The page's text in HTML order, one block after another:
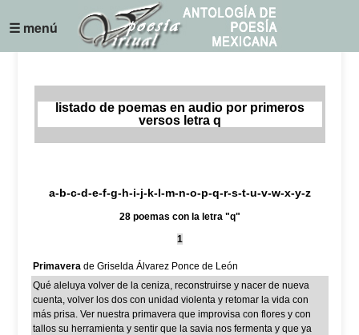
☰ menú
listado de poemas en audio por primeros
versos letra q
a-b-c-d-e-f-g-h-i-j-k-l-m-n-o-p-q-r-s-t-u-v-w-x-y-z
28 poemas con la letra "q"
1
Primavera de Griselda Álvarez Ponce de León
Qué aleluya volver de la ceniza, reconstruirse y nacer de nueva
cuenta, volver los dos con unidad violenta y retomar la vida con
más prisa. Ver nuestra primavera que improvisa con flores y con
tallos su herramienta y sentir que la savia nos fermenta y que ya